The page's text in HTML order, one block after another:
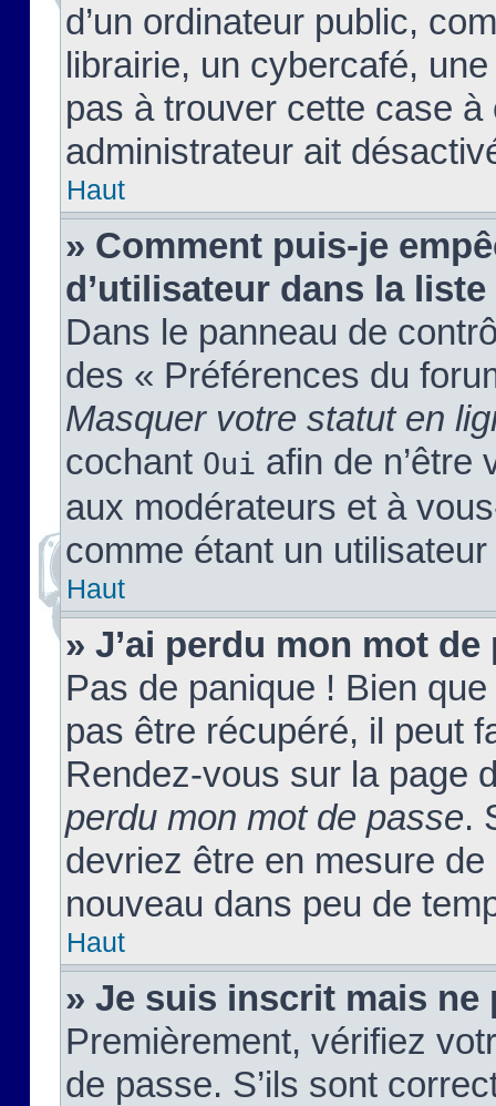
d’un ordinateur public,
librairie, un cybercafé,
pas à trouver cette case à
administrateur ait
Haut
» Comment puis-je
d’utilisateur dans la
Dans le panneau de
des « Préférences du
Masquer votre statut en
cochant Oui afin de n’être
aux modérateurs et à
comme étant un
Haut
» J’ai perdu mon mot de
Pas de panique ! Bien
pas être récupéré, il peut
Rendez-vous sur la page
perdu mon mot de passe.
devriez être en mesure
nouveau dans peu de
Haut
» Je suis inscrit mais ne
Premièrement, vérifiez
de passe. S’ils sont